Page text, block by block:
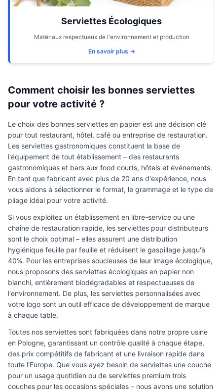
Serviettes Écologiques
Matériaux respectueux de l'environnement et production
En savoir plus →
Comment choisir les bonnes serviettes
pour votre activité ?
Le choix des bonnes serviettes en papier est une décision clé
pour tout restaurant, hôtel, café ou entreprise de restauration.
Les serviettes gastronomiques constituent la base de
l'équipement de tout établissement – des restaurants
gastronomiques et bars aux food courts, hôtels et événements.
En tant que fabricant avec plus de 20 ans d'expérience, nous
vous aidons à sélectionner le format, le grammage et le type de
pliage idéal pour votre activité.
Si vous exploitez un établissement en libre-service ou une
chaîne de restauration rapide, les serviettes pour distributeurs
sont le choix optimal – elles assurent une distribution
hygiénique feuille par feuille et réduisent le gaspillage jusqu'à
40%. Pour les entreprises soucieuses de leur image écologique,
nous proposons des serviettes écologiques en papier non
blanchi, entièrement biodégradables et respectueuses de
l'environnement. De plus, les serviettes personnalisées avec
votre logo sont un outil efficace de développement de marque
à chaque table.
Toutes nos serviettes sont fabriquées dans notre propre usine
en Pologne, garantissant un contrôle qualité à chaque étape,
des prix compétitifs de fabricant et une livraison rapide dans
toute l'Europe. Que vous ayez besoin de serviettes une couche
pour un usage quotidien ou de serviettes premium trois
couches pour les occasions spéciales – nous avons une solution